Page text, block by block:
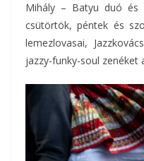
Mihály – Batyu duó és
csütörtök, péntek és
lemezlovasai,
jazzy-funky-soul zenéket